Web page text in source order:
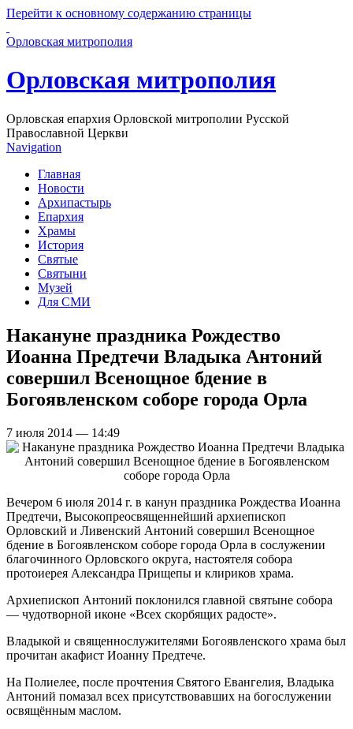
Перейти к основному содержанию страницы
Орловская митрополия
Орловская митрополия
Орловская епархия Орловской митрополии Русской
Православной Церкви
Navigation
Главная
Новости
Архипастырь
Епархия
Храмы
История
Святые
Святыни
Музей
Для СМИ
Накануне праздника Рождество
Иоанна Предтечи Владыка Антоний
совершил Всенощное бдение в
Богоявленском соборе города Орла
7 июля 2014 — 14:49
Вечером 6 июля 2014 г. в канун праздника Рождества Иоанна
Предтечи, Высокопреосвященнейший архиепископ
Орловский и Ливенский Антоний совершил Всенощное
бдение в Богоявленском соборе города Орла в сослужении
благочинного Орловского округа, настоятеля собора
протоиерея Александра Прищепы и клириков храма.
Архиепископ Антоний поклонился главной святыне собора
— чудотворной иконе «Всех скорбящих радосте».
Владыкой и священнослужителями Богоявленского храма был
прочитан акафист Иоанну Предтече.
На Полиелее, после прочтения Святого Евангелия, Владыка
Антоний помазал всех присутствовавших на богослужении
освящённым маслом.